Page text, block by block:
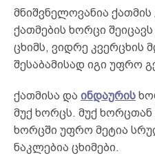
მნიშვნელოვანია
ქათმების ხორცი
ცხიმს, ვიდრე კვერცხის
შესაბამისად იგი უფრო
ქათმისა და ინდაურის
მუქ ხორცს. მუქ
ხორცში უფრო მეტია
ნაკლებია ცხიმები.